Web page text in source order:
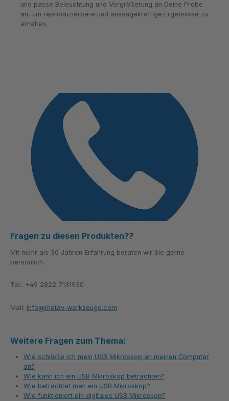
und passe Beleuchtung und Vergrößerung an Deine Probe
an, um reproduzierbare und aussagekräftige Ergebnisse zu
erhalten.
Fragen zu diesen Produkten??
Mit mehr als 30 Jahren Erfahrung beraten wir Sie gerne
persönlich.
Tel.: +49 2822 7131930
Mail: info@metav-werkzeuge.com
Weitere Fragen zum Thema:
Wie schließe ich mein USB Mikroskop an meinen Computer
an?
Wie kann ich ein USB Mikroskop betrachten?
Wie betrachtet man ein USB Mikroskop?
Wie funktioniert ein digitales USB Mikroskop?